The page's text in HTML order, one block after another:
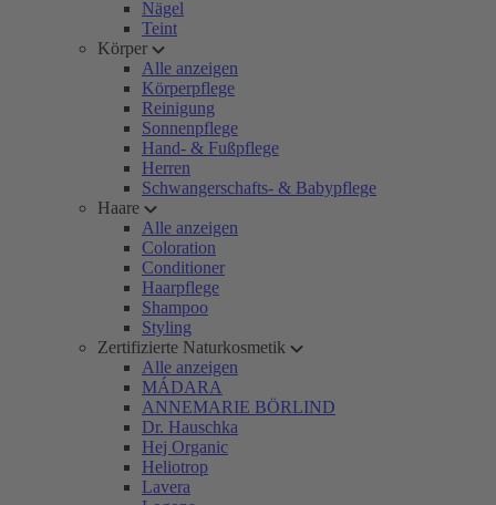
Nägel
Teint
Körper
Alle anzeigen
Körperpflege
Reinigung
Sonnenpflege
Hand- & Fußpflege
Herren
Schwangerschafts- & Babypflege
Haare
Alle anzeigen
Coloration
Conditioner
Haarpflege
Shampoo
Styling
Zertifizierte Naturkosmetik
Alle anzeigen
MÁDARA
ANNEMARIE BÖRLIND
Dr. Hauschka
Hej Organic
Heliotrop
Lavera